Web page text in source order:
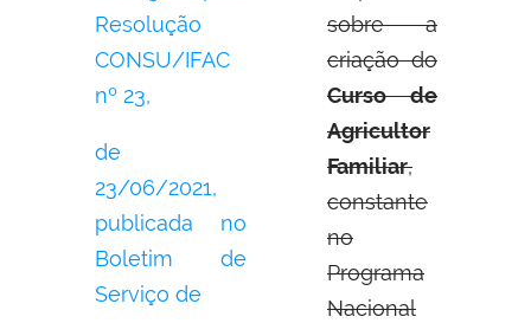
Resolução
CONSU/IFAC
nº 23,
de
23/06/2021,
publicada no
Boletim de
Serviço de
sobre a
criação do
Curso de
Agricultor
Familiar,
constante
no
Programa
Nacional